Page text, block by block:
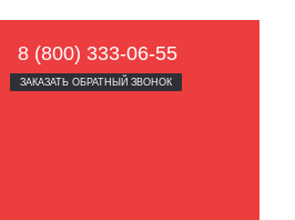
8 (800) 333-06-55
ЗАКАЗАТЬ ОБРАТНЫЙ ЗВОНОК